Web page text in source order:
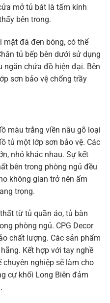
mở tủ bát là tấm kính
bên trong.
mặt đá đen bóng, có thể
tủ bếp bên dưới sử dụng
ngăn chứa đồ hiện đại. Bên
sơn bảo vệ chống trầy
màu trắng viền nâu gỗ loại
tủ một lớp sơn bảo vệ. Các
nhỏ khác nhau. Sự kết
bên trong phòng ngủ đều
không gian trở nên ấm
trọng.
từ tủ quần áo, tủ bàn
phòng ngủ. CPG Decor
chất lượng. Các sản phẩm
Kết hợp với tay nghề
nghiệp sẽ làm cho
cự khối Long Biên đảm